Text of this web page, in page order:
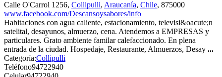
Calle O'Carrol 1256, Collipulli, Araucanía, Chile, 875000
www.facebook.com/Descansoysabores/info
Habitaciones con agua caliente, estacionamiento, televisi&oacute;n
satelital, desayunos, almuerzo, cena. Atendemos a EMPRESAS y
particulares. Grato ambiente familar calefaccionado. En plena
entrada de la ciudad. Hospedaje, Restaurante, Almuerzos, Desay ...
Categoría:Collipulli
Teléfono94722940